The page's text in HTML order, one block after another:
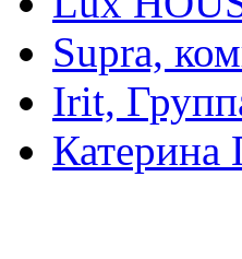
Supra,
Irit,
Катерина